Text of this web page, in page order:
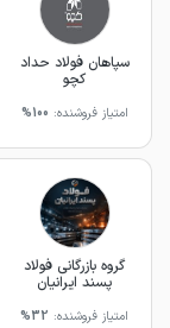
سپاهان فولاد حداد
کچو
امتیاز فروشنده: 100%
گروه بازرگانی فولاد
پسند ایرانیان
امتیاز فروشنده: 32%